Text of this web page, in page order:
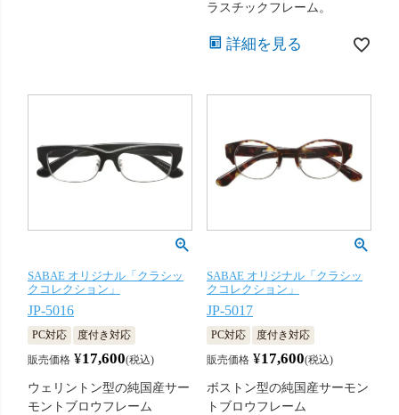
ラスチックフレーム。
詳細を見る
SABAE オリジナル「クラシッ
クコレクション」
JP-5016
PC対応
度付き対応
販売価格 ¥17,600 税込
ウェリントン型の純国産サー
モントブロウフレーム
SABAE オリジナル「クラシッ
クコレクション」
JP-5017
PC対応
度付き対応
販売価格 ¥17,600 税込
ボストン型の純国産サーモン
トブロウフレーム